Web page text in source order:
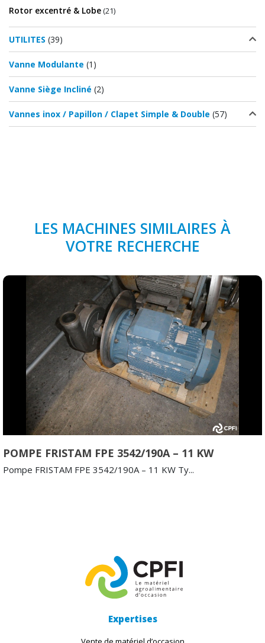
Rotor excentré & Lobe(21)
UTILITES (39)
Vanne Modulante (1)
Vanne Siège Incliné (2)
Vannes inox / Papillon / Clapet Simple & Double (57)
LES MACHINES SIMILAIRES À
VOTRE RECHERCHE
POMPE FRISTAM FPE 3542/190A – 11 KW
Pompe FRISTAM FPE 3542/190A – 11 KW Ty...
Expertises